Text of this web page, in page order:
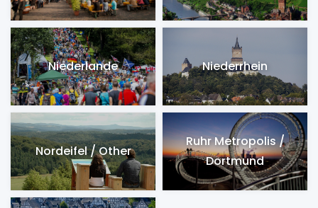
Niederlande Niederrhein
Nordeifel / Other
Ruhr Metropolis /
Dortmund